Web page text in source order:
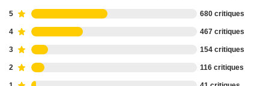
5 680 critiques
4 467 critiques
3 154 critiques
2 116 critiques